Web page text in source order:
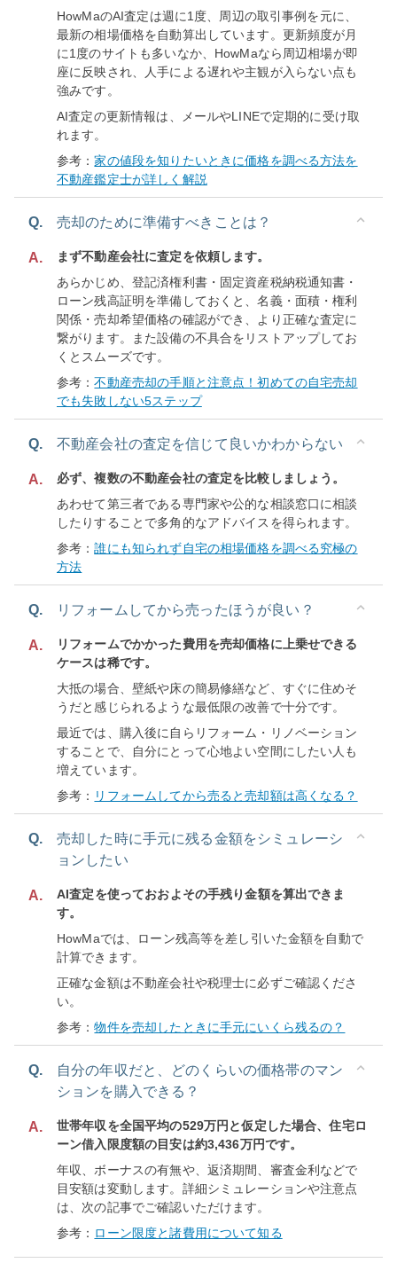
HowMaのAI査定は週に1度、周辺の取引事例を元に、
最新の相場価格を自動算出しています。更新頻度が月
に1度のサイトも多いなか、HowMaなら周辺相場が即
座に反映され、人手による遅れや主観が入らない点も
強みです。
AI査定の更新情報は、メールやLINEで定期的に受け取
れます。
参考：家の値段を知りたいときに価格を調べる方法を
不動産鑑定士が詳しく解説
Q. 売却のために準備すべきことは？
A.
まず不動産会社に査定を依頼します。
あらかじめ、登記済権利書・固定資産税納税通知書・
ローン残高証明を準備しておくと、名義・面積・権利
関係・売却希望価格の確認ができ、より正確な査定に
繋がります。また設備の不具合をリストアップしてお
くとスムーズです。
参考：不動産売却の手順と注意点！初めての自宅売却
でも失敗しない5ステップ
Q. 不動産会社の査定を信じて良いかわからない
A.
必ず、複数の不動産会社の査定を比較しましょう。
あわせて第三者である専門家や公的な相談窓口に相談
したりすることで多角的なアドバイスを得られます。
参考：誰にも知られず自宅の相場価格を調べる究極の
方法
Q. リフォームしてから売ったほうが良い？
A.
リフォームでかかった費用を売却価格に上乗せできる
ケースは稀です。
大抵の場合、壁紙や床の簡易修繕など、すぐに住めそ
うだと感じられるような最低限の改善で十分です。
最近では、購入後に自らリフォーム・リノベーション
することで、自分にとって心地よい空間にしたい人も
増えています。
参考： リフォームしてから売ると売却額は高くなる？
Q.
売却した時に手元に残る金額をシミュレーシ
ョンしたい
A.
AI査定を使っておおよその手残り金額を算出できま
す。
HowMaでは、ローン残高等を差し引いた金額を自動で
計算できます。
正確な金額は不動産会社や税理士に必ずご確認くださ
い。
参考：物件を売却したときに手元にいくら残るの？
Q.
自分の年収だと、どのくらいの価格帯のマン
ションを購入できる？
A.
世帯年収を全国平均の529万円と仮定した場合、住宅ロ
ーン借入限度額の目安は約3,436万円です。
年収、ボーナスの有無や、返済期間、審査金利などで
目安額は変動します。詳細シミュレーションや注意点
は、次の記事でご確認いただけます。
参考： ローン限度と諸費用について知る